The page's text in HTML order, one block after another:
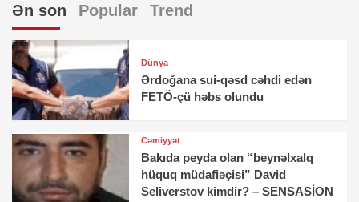
Ən son Popular Trend
Dünya
Ərdoğana sui-qəsd cəhdi edən
FETÖ-çü həbs olundu
Cəmiyyət
Bakıda peyda olan “beynəlxalq
hüquq müdafiəçisi” David
Seliverstov kimdir? – SENSASİON